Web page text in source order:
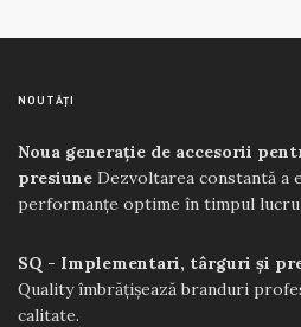
NOUTĂȚI
Noua generație de accesorii
presiune Dezvoltarea constantă a
performanțe optime în timpul
SQ - Implementari, târguri și
Quality îmbrățișează branduri
calitate.